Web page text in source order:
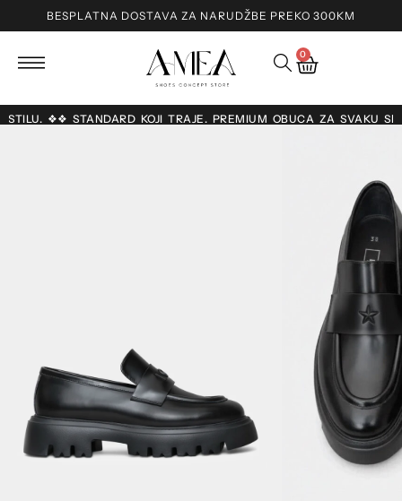
BESPLATNA DOSTAVA ZA NARUDŽBE PREKO 300KM
0
❖❖ STANDARD KOJI TRAJE. PREMIUM OBUĆA ZA SVAKU